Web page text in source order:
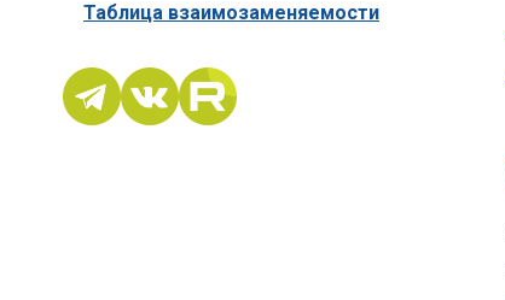
Таблица взаимозаменяемости